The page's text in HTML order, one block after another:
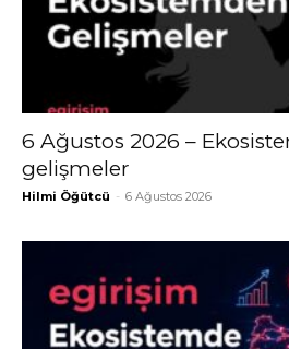
6 Ağustos 2026 –
gelişmeler
Hilmi Öğütcü - 6 Ağustos 2026